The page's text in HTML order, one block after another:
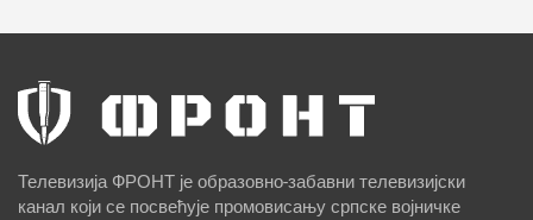
Телевизија ФРОНТ је образовно-забавни телевизијски
канал који се посвећује промовисању српске војничке